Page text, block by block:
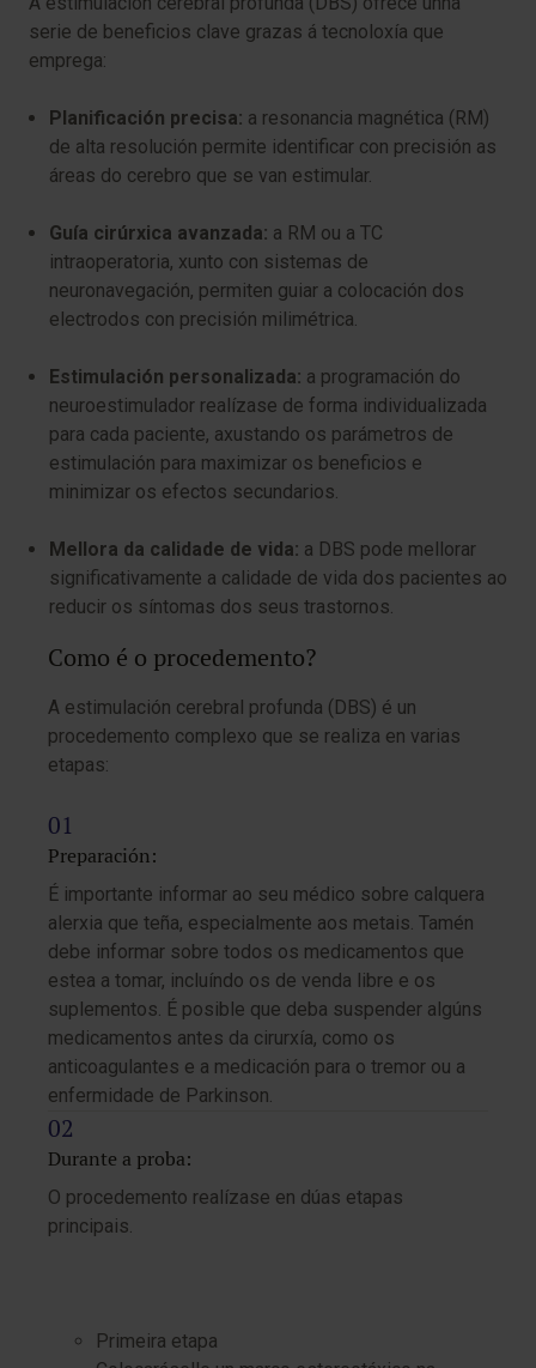
serie de beneficios clave grazas á tecnoloxía que
emprega:
Planificación precisa: a resonancia magnética (RM)
de alta resolución permite identificar con precisión as
áreas do cerebro que se van estimular.
Guía cirúrxica avanzada: a RM ou a TC
intraoperatoria, xunto con sistemas de
neuronavegación, permiten guiar a colocación dos
electrodos con precisión milimétrica.
Estimulación personalizada: a programación do
neuroestimulador realízase de forma individualizada
para cada paciente, axustando os parámetros de
estimulación para maximizar os beneficios e
minimizar os efectos secundarios.
Mellora da calidade de vida: a DBS pode mellorar
significativamente a calidade de vida dos pacientes ao
reducir os síntomas dos seus trastornos.
Como é o procedemento?
A estimulación cerebral profunda (DBS) é un
procedemento complexo que se realiza en varias
etapas:
Preparación:
É importante informar ao seu médico sobre calquera
alerxia que teña, especialmente aos metais. Tamén
debe informar sobre todos os medicamentos que
estea a tomar, incluíndo os de venda libre e os
suplementos. É posible que deba suspender algúns
medicamentos antes da cirurxía, como os
anticoagulantes e a medicación para o tremor ou a
enfermidade de Parkinson.
Durante a proba:
O procedemento realízase en dúas etapas
principais.
Primeira etapa